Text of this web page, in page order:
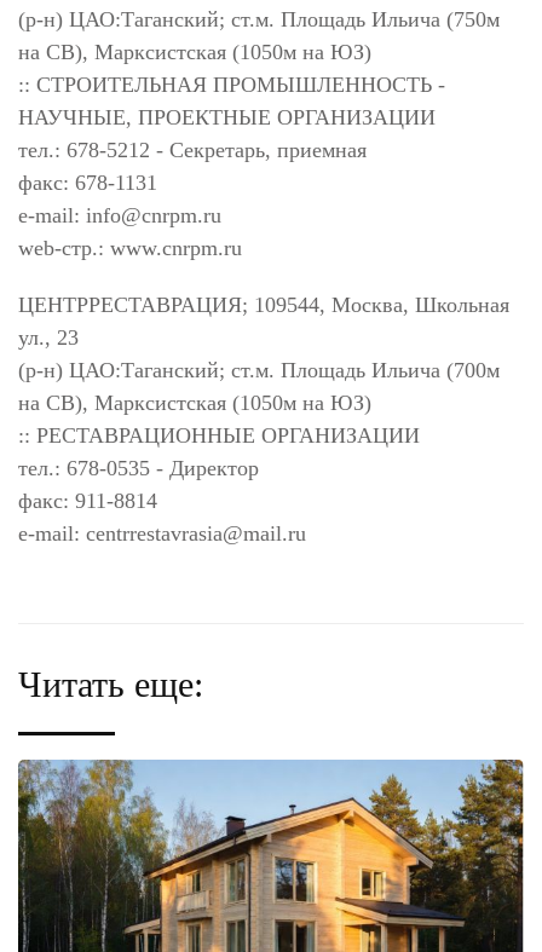
(р-н) ЦАО:Таганский; ст.м. Площадь Ильича (750м
на СВ), Марксистская (1050м на ЮЗ)
:: СТРОИТЕЛЬНАЯ ПРОМЫШЛЕННОСТЬ -
НАУЧНЫЕ, ПРОЕКТНЫЕ ОРГАНИЗАЦИИ
тел.: 678-5212 - Секретарь, приемная
факс: 678-1131
e-mail: info@cnrpm.ru
web-стр.: www.cnrpm.ru
ЦЕНТРРЕСТАВРАЦИЯ; 109544, Москва, Школьная
ул., 23
(р-н) ЦАО:Таганский; ст.м. Площадь Ильича (700м
на СВ), Марксистская (1050м на ЮЗ)
:: РЕСТАВРАЦИОННЫЕ ОРГАНИЗАЦИИ
тел.: 678-0535 - Директор
факс: 911-8814
e-mail: centrrestavrasia@mail.ru
Читать еще: